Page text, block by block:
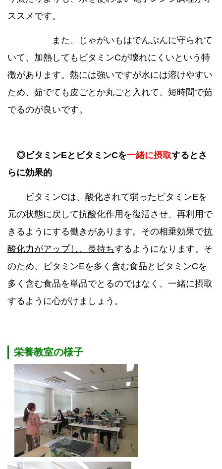
ススメです。
また、じゃがいもはでんぷんに守られて
いて、加熱してもビタミンCが壊れにくいという特
徴があります。熱には強いですが水には溶けやすい
ため、茹でても皮ごとか丸ごと入れて、短時間で茹
でるのが良いです。
◎ビタミンEとビタミンCを一緒に摂取するとさ
らに効果的
ビタミンCは、酸化されて弱ったビタミンEを
元の状態に戻して抗酸化作用を復活させ、再利用で
きるようにする働きがあります。その相乗効果で抗
酸化力がアップし、長持ちするようになります。そ
のため、ビタミンEを多く含む食品とビタミンCを
多く含む食品を単品でとるのではなく、一緒に摂取
するように心がけましょう。
栄養教室の様子